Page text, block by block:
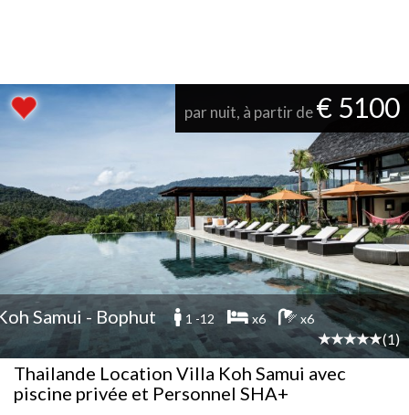
par nuit, à partir de€ 5100
Samui - Bophut 1 -12 x6 x6
(1)
Thailande Location Villa Koh Samui avec
piscine privée et Personnel SHA+